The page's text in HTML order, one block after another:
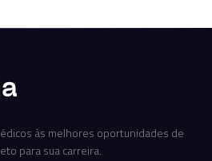
às melhores oportunidades de
para sua carreira.